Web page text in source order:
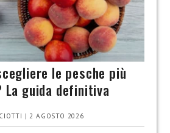
le pesche più
La guida definitiva
| 2 AGOSTO 2026